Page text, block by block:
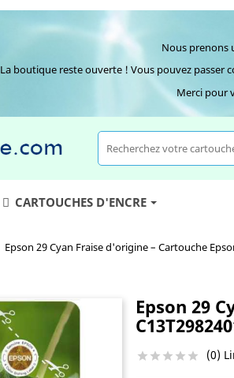
Nous prenons
La boutique reste ouverte ! Vous pouvez passer
Merci pour
CARTOUCHES D'ENCRE
Epson 29 Cyan Fraise d'origine – Cartouche
Epson 29
     (0)